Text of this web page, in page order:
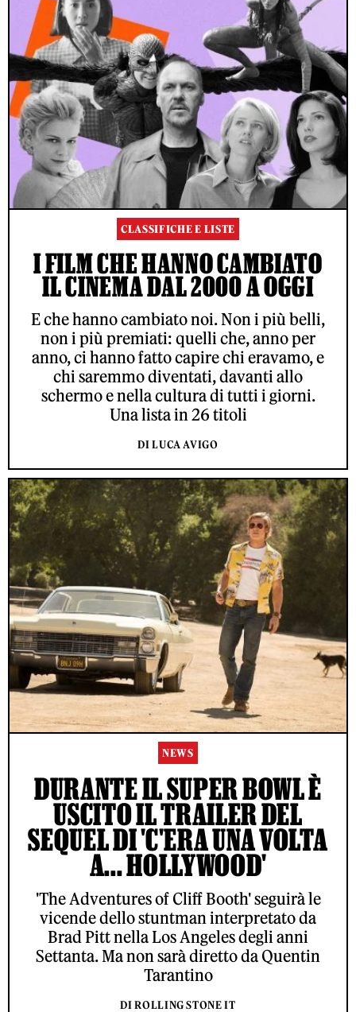
CLASSIFICHE E LISTE
I FILM CHE HANNO CAMBIATO
IL CINEMA DAL 2000 A OGGI
E che hanno cambiato noi. Non i più belli,
non i più premiati: quelli che, anno per
anno, ci hanno fatto capire chi eravamo, e
chi saremmo diventati, davanti allo
schermo e nella cultura di tutti i giorni.
Una lista in 26 titoli
DI LUCA AVIGO
NEWS
DURANTE IL SUPER BOWL È
USCITO IL TRAILER DEL
SEQUEL DI 'C'ERA UNA VOLTA
A... HOLLYWOOD'
'The Adventures of Cliff Booth' seguirà le
vicende dello stuntman interpretato da
Brad Pitt nella Los Angeles degli anni
Settanta. Ma non sarà diretto da Quentin
Tarantino
DI ROLLING STONE IT